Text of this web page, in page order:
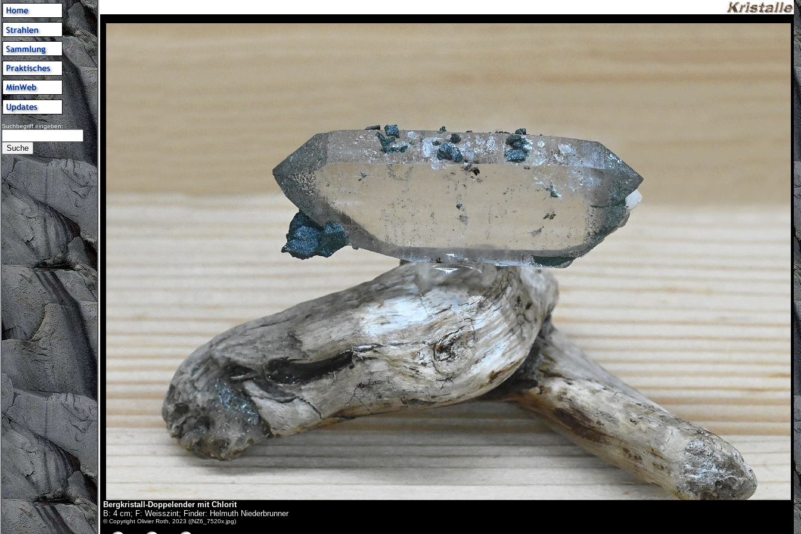
Suchbegriff eingeben:
Bergkristall-Doppelender mit Chlorit
B: 4 cm; F: Weisszint; Finder: Helmuth Niederbrunner
© Copyright Olivier Roth, 2023 ((NZ6_7520x.jpg)